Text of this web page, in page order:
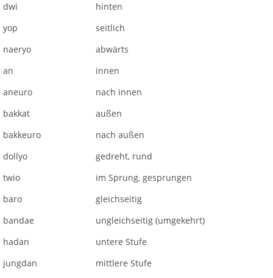
dwi
hinten
yop
seitlich
naeryo
abwärts
an
innen
aneuro
nach innen
bakkat
außen
bakkeuro
nach außen
dollyo
gedreht, rund
twio
im Sprung, gesprungen
baro
gleichseitig
bandae
ungleichseitig (umgekehrt)
hadan
untere Stufe
jungdan
mittlere Stufe